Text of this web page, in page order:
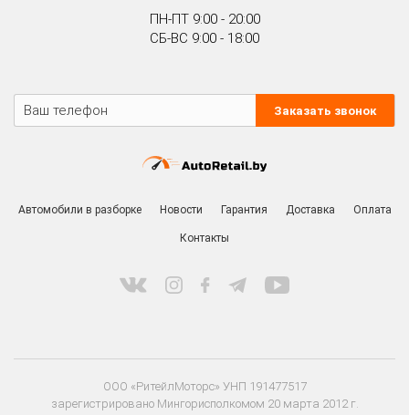
ПН-ПТ 9:00 - 20:00
СБ-ВС 9:00 - 18:00
Заказать звонок
Автомобили в разборке Новости Гарантия Доставка Оплата
Контакты
ООО «РитейлМоторс» УНП 191477517
зарегистрировано Мингорисполкомом 20 марта 2012 г.